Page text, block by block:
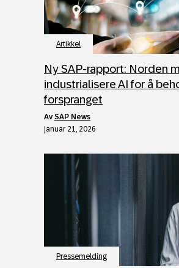
Artikkel
Ny SAP-rapport: Norden
industrialisere AI for å
forspranget
avSAP News
januar 21, 2026
Pressemelding